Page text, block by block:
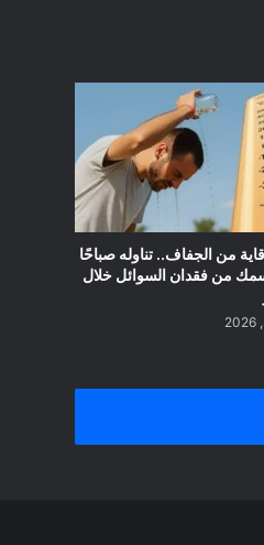
من الجفاف.. تناوله صباحًا
من فقدان السوائل خلال